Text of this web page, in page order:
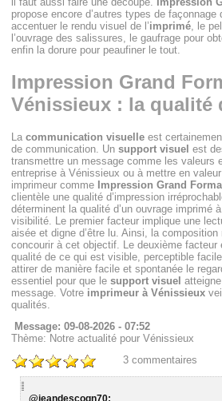
propose encore d’autres types de
accentuer le rendu visuel de l’imprimé, le
l’ouvrage des salissures, le gaufrage pour
enfin la dorure pour peaufiner le tout.
Impression Grand
Vénissieux : la qualité
Lacommunication visuelle est
de communication. Unsupport visuel est
transmettre un message comme les valeurs
entreprise à Vénissieux ou à mettre en
imprimeur comme Impression Grand
clientèle une qualité d’impression
déterminent la qualité d’un ouvrage imprimé
visibilité. Le premier facteur implique une
aisée et digne d’être lu. Ainsi, la composition
concourir à cet objectif. Le deuxième
qualité de ce qui est visible, perceptible
attirer de manière facile et spontanée le
essentiel pour que lesupport visuel
message. Votre imprimeur à Vénissieux
qualités.
Message: 09-08-2026 - 07:52
Thème: Notre actualité pour Vénissieux
3 commentaires